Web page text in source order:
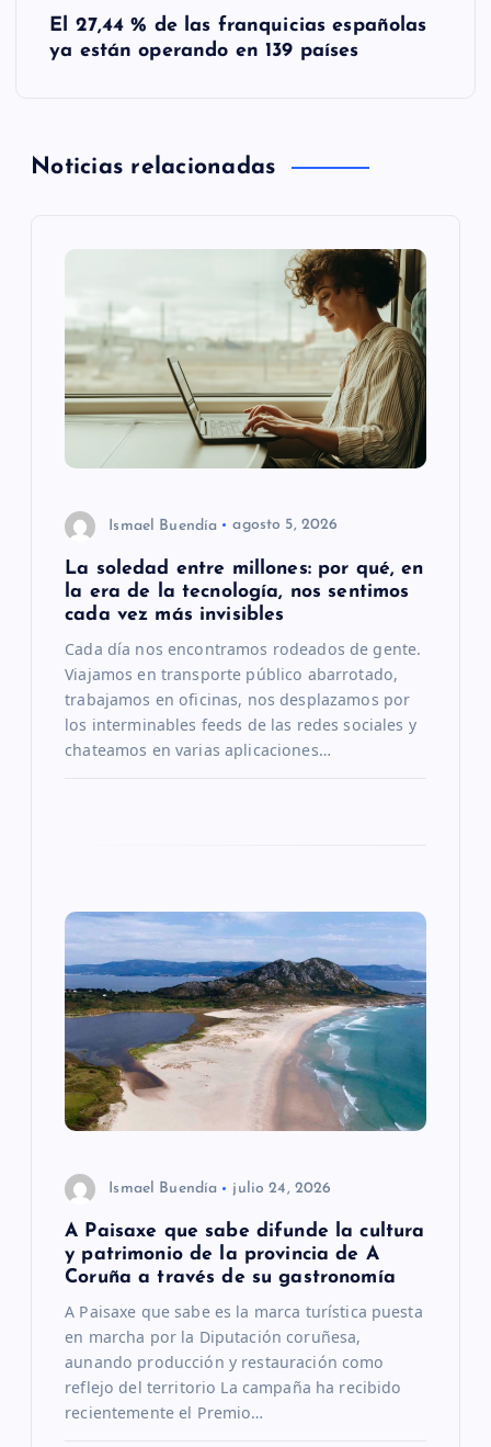
c
El 27,44 % de las franquicias españolas
ya están operando en 139 países
Noticias relacionadas
Ismael Buendía agosto 5, 2026
La soledad entre millones: por qué, en
la era de la tecnología, nos sentimos
cada vez más invisibles
Cada día nos encontramos rodeados de gente.
Viajamos en transporte público abarrotado,
trabajamos en oficinas, nos desplazamos por
los interminables feeds de las redes sociales y
chateamos en varias aplicaciones…
Ismael Buendía julio 24, 2026
A Paisaxe que sabe difunde la cultura
y patrimonio de la provincia de A
Coruña a través de su gastronomía
A Paisaxe que sabe es la marca turística puesta
en marcha por la Diputación coruñesa,
aunando producción y restauración como
reflejo del territorio La campaña ha recibido
recientemente el Premio…